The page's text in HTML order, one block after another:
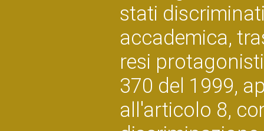
stati
accademica,
resi
370 del 1999,
all'articolo 8,